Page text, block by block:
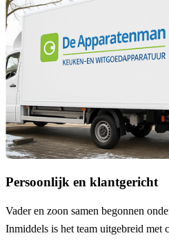
Persoonlijk en klantgericht
Vader en zoon samen begonnen
Inmiddels is het team uitgebreid met